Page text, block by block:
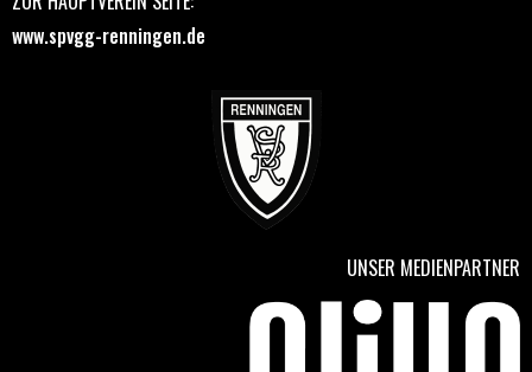
www.spvgg-renningen.de
UNSER MEDIENPARTNER